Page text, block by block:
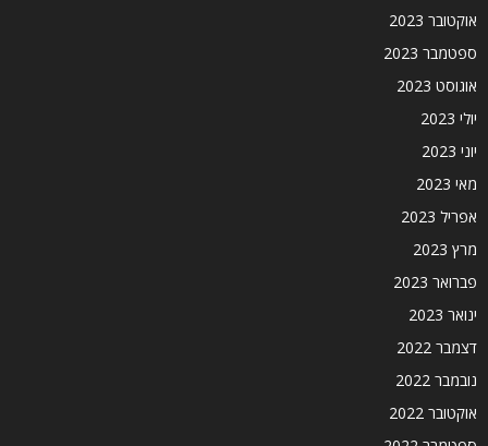
אוקטובר 2023
ספטמבר 2023
אוגוסט 2023
יולי 2023
יוני 2023
מאי 2023
אפריל 2023
מרץ 2023
פברואר 2023
ינואר 2023
דצמבר 2022
נובמבר 2022
אוקטובר 2022